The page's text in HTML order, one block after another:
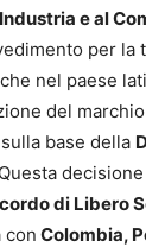
e al
per la
nel paese
del
sulla base della
di Libero
con Colombia,